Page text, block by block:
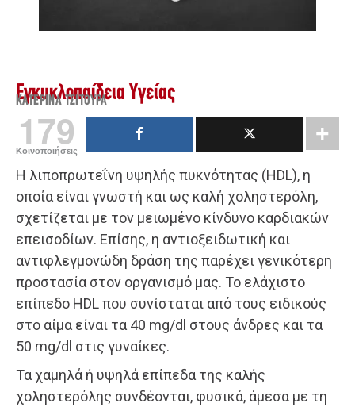
Εγκυκλοπαίδεια Υγείας
ΚΑΤΕΡΊΝΑ ΤΣΙΤΟΎΡΑ
179
Κοινοποιήσεις
Η λιποπρωτεΐνη υψηλής πυκνότητας (HDL), η
οποία είναι γνωστή και ως καλή χοληστερόλη,
σχετίζεται με τον μειωμένο κίνδυνο καρδιακών
επεισοδίων. Επίσης, η αντιοξειδωτική και
αντιφλεγμονώδη δράση της παρέχει γενικότερη
προστασία στον οργανισμό μας. Το ελάχιστο
επίπεδο HDL που συνίσταται από τους ειδικούς
στο αίμα είναι τα 40 mg/dl στους άνδρες και τα
50 mg/dl στις γυναίκες.
Τα χαμηλά ή υψηλά επίπεδα της καλής
χοληστερόλης συνδέονται, φυσικά, άμεσα με τη